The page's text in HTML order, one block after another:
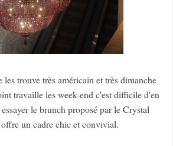
trouve très américain et très dimanche
travaille les week-end c'est difficile d'en
le brunch proposé par le Crystal
un cadre chic et convivial.